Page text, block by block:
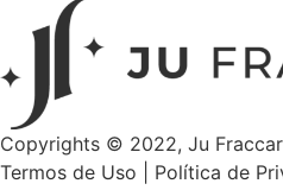
Copyrights © 2022, Ju
Termos de Uso
Política de